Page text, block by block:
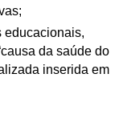
educacionais,
da saúde do
inserida em